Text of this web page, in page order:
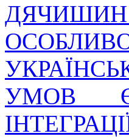
ДЯЧИШИН
УМОВ